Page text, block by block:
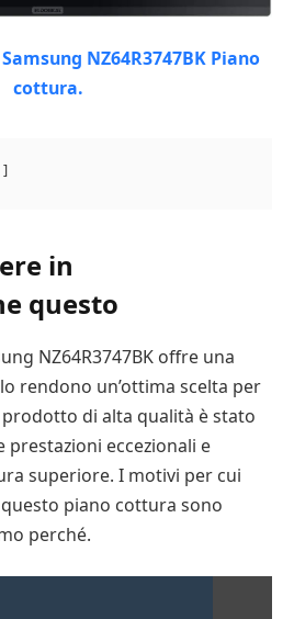
in
questo
NZ64R3747BK offre una
rendono un’ottima scelta per
di alta qualità è stato
eccezionali e
superiore. I motivi per cui
piano cottura sono
perché.